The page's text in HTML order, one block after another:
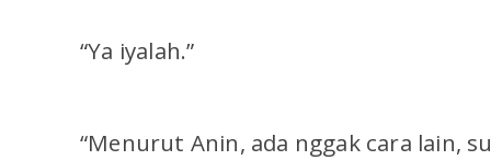
“Ya iyalah.”
“Menurut Anin, ada nggak cara lain,